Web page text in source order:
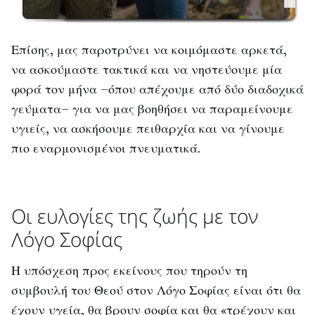
Επίσης, μας παροτρύνει να κοιμόμαστε αρκετά,
να ασκούμαστε τακτικά και να νηστεύουμε μία
φορά τον μήνα –όπου απέχουμε από δύο διαδοχικά
γεύματα– για να μας βοηθήσει να παραμείνουμε
υγιείς, να ασκήσουμε πειθαρχία και να γίνουμε
πιο εναρμονισμένοι πνευματικά.
Οι ευλογίες της ζωής με τον
Λόγο Σοφίας
Η υπόσχεση προς εκείνους που τηρούν τη
συμβουλή του Θεού στον Λόγο Σοφίας είναι ότι θα
έχουν υγεία, θα βρουν σοφία και θα «τρέχουν και